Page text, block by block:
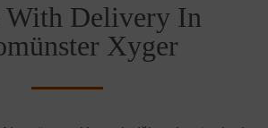
With Delivery In
Xyger